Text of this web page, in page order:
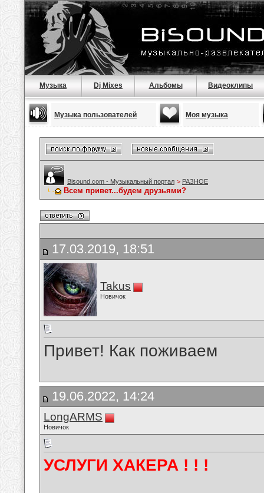
Музыка Dj Mixes Альбомы Видеоклипы
Музыка пользователей Моя музыка
Bisound.com - Музыкальный портал > РАЗНОЕ
Всем привет...будем друзьями?
17.03.2019, 18:51
Takus
Новичок
Привет! Как поживаем
19.06.2022, 14:24
LongARMS
Новичок
УСЛУГИ ХАКЕРА ! ! !